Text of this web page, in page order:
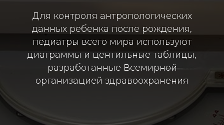
Для контроля антропологических
данных ребенка после рождения,
педиатры всего мира используют
диаграммы и центильные таблицы,
разработанные Всемирной
организацией здравоохранения